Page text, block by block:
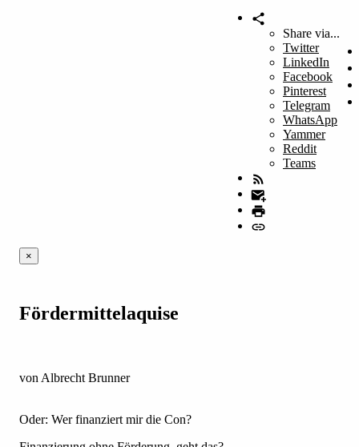
Share via...
Twitter
LinkedIn
Facebook
Pinterest
Telegram
WhatsApp
Yammer
Reddit
Teams
×
Fördermittelaquise
von Albrecht Brunner
Oder: Wer finanziert mir die Con?